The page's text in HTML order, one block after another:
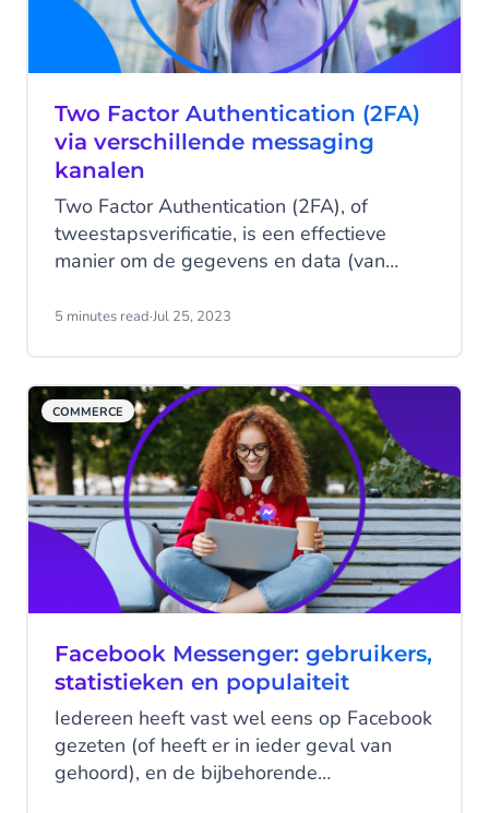
Two Factor Authentication (2FA)
via verschillende messaging
kanalen
Two Factor Authentication (2FA), of
tweestapsverificatie, is een effectieve
manier om de gegevens en data (van
2FA in? En welke messaging kanalen
5 minutes read·Jul 25, 2023
COMMERCE
Facebook Messenger: gebruikers,
statistieken en populaiteit
Iedereen heeft vast wel eens op Facebook
gezeten (of heeft er in ieder geval van
gehoord), en de bijbehorende